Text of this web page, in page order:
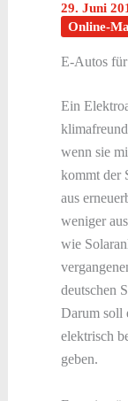
29. Juni
Online-
E-Autos
Ein
wenn sie
kommt der
aus
weniger
wie
deutschen
Darum soll
elektrisch
geben.